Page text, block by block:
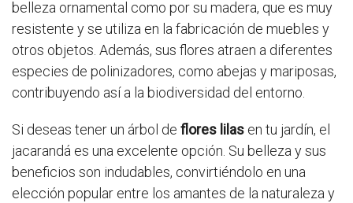
belleza ornamental como por su madera, que es muy
resistente y se utiliza en la fabricación de muebles y
otros objetos. Además, sus flores atraen a diferentes
especies de polinizadores, como abejas y mariposas,
contribuyendo así a la biodiversidad del entorno.
Si deseas tener un árbol de flores lilas en tu jardín, el
jacarandá es una excelente opción. Su belleza y sus
beneficios son indudables, convirtiéndolo en una
elección popular entre los amantes de la naturaleza y